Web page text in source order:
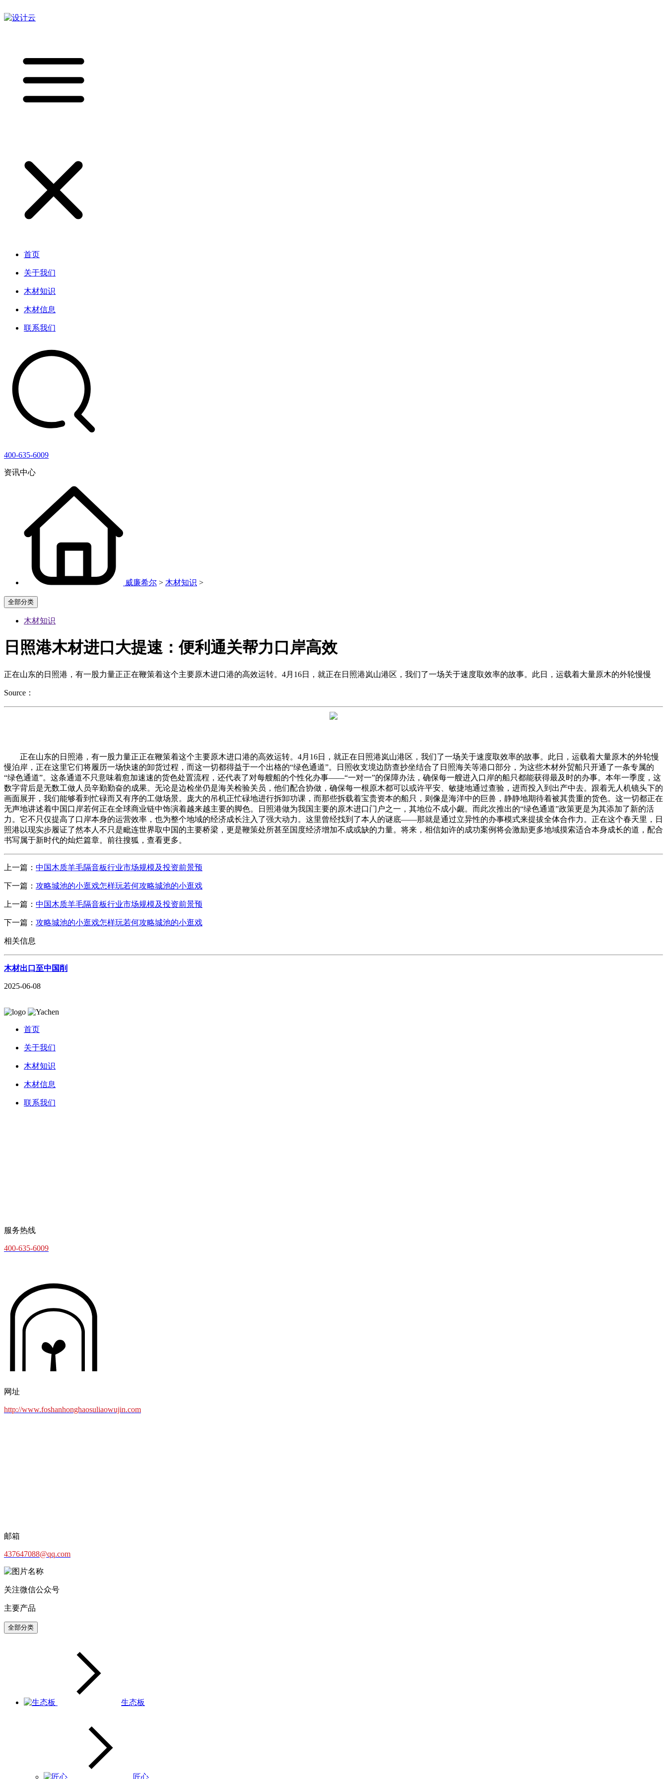
首页
关于我们
木材知识
木材信息
联系我们
400-635-6009
资讯中心
威廉希尔 > 木材知识 >
全部分类
木材知识
日照港木材进口大提速：便利通关帮力口岸高效
正在山东的日照港，有一股力量正正在鞭策着这个主要原木进口港的高效运转。4月16日，就正在日照港岚山港区，我们了一场关于速度取效率的故事。此日，运载着大量原木的外轮慢慢
Source：
正在山东的日照港，有一股力量正正在鞭策着这个主要原木进口港的高效运转。4月16日，就正在日照港岚山港区，我们了一场关于速度取效率的故事。此日，运载着大量原木的外轮慢
慢泊岸，正在这里它们将履历一场快速的卸货过程，而这一切都得益于一个出格的“绿色通道”。日照收支境边防查抄坐结合了日照海关等港口部分，为这些木材外贸船只开通了一条专属的
“绿色通道”。这条通道不只意味着愈加速速的货色处置流程，还代表了对每艘船的个性化办事——“一对一”的保障办法，确保每一艘进入口岸的船只都能获得最及时的办事。本年一季度，这
数字背后是无数工做人员辛勤勤奋的成果。无论是边检坐仍是海关检验关员，他们配合协做，确保每一根原木都可以或许平安、敏捷地通过查验，进而投入到出产中去。跟着无人机镜头下的
画面展开，我们能够看到忙碌而又有序的工做场景。庞大的吊机正忙碌地进行拆卸功课，而那些拆载着宝贵资本的船只，则像是海洋中的巨兽，静静地期待着被其贵重的货色。这一切都正在
无声地讲述着中国口岸若何正在全球商业链中饰演着越来越主要的脚色。日照港做为我国主要的原木进口门户之一，其地位不成小觑。而此次推出的“绿色通道”政策更是为其添加了新的活
力。它不只仅提高了口岸本身的运营效率，也为整个地域的经济成长注入了强大动力。这里曾经找到了本人的谜底——那就是通过立异性的办事模式来提拔全体合作力。正在这个春天里，日
照港以现实步履证了然本人不只是毗连世界取中国的主要桥梁，更是鞭策处所甚至国度经济增加不成或缺的力量。将来，相信如许的成功案例将会激励更多地域摸索适合本身成长的道，配合
书写属于新时代的灿烂篇章。前往搜狐，查看更多。
上一篇： 中国木质羊毛隔音板行业市场规模及投资前景预
下一篇： 攻略城池的小逛戏怎样玩若何攻略城池的小逛戏
上一篇： 中国木质羊毛隔音板行业市场规模及投资前景预
下一篇： 攻略城池的小逛戏怎样玩若何攻略城池的小逛戏
相关信息
木材出口至中国削
2025-06-08
首页
关于我们
木材知识
木材信息
联系我们
服务热线
400-635-6009
网址
http://www.foshanhonghaosuliaowujin.com
邮箱
437647088@qq.com
关注微信公众号
主要产品
全部分类
生态板
匠心